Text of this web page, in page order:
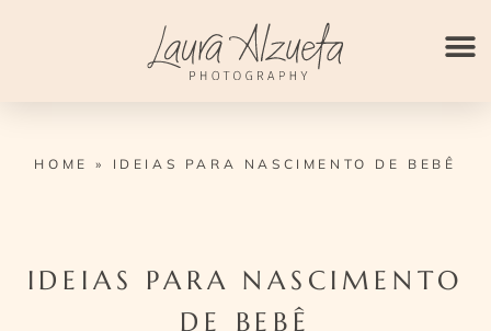
HOME » IDEIAS PARA NASCIMENTO DE BEBÊ
IDEIAS PARA NASCIMENTO
DE BEBÊ